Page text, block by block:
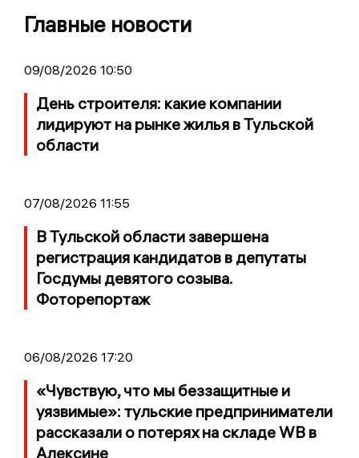
Главные новости
09/08/2026 10:50
День строителя: какие компании
лидируют на рынке жилья в Тульской
области
07/08/2026 11:55
В Тульской области завершена
регистрация кандидатов в депутаты
Госдумы девятого созыва.
Фоторепортаж
06/08/2026 17:20
«Чувствую, что мы беззащитные и
уязвимые»: тульские предприниматели
рассказали о потерях на складе WB в
Алексине